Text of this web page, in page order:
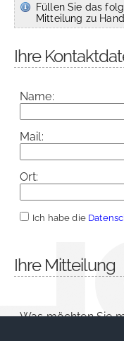
Füllen Sie das
Mitteilung zu
Ihre
Name:
Mail:
Ort:
Ich habe die
Ihre Mitteilung
Was möchten Sie